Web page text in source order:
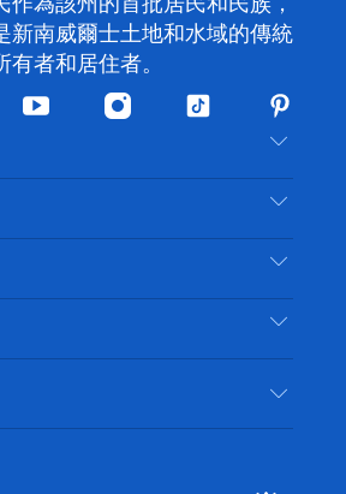
作為該州的首批居民和民族，
新南威爾士土地和水域的傳統
有者和居住者。
Youtube Instagram
抖
旅行